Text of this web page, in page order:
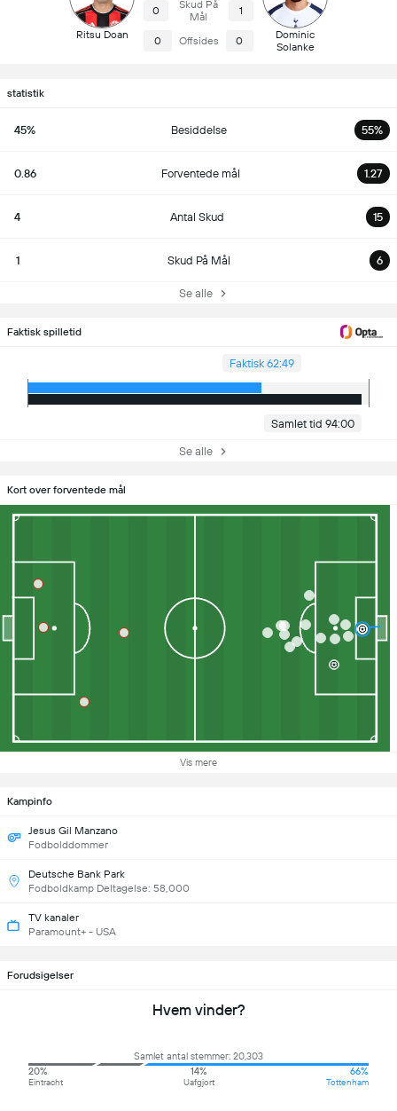
Ritsu Doan
0
Skud På
Mål
1
0 Offsides 0
Dominic
Solanke
statistik
45% Besiddelse 55%
0.86 Forventede mål 1.27
4 Antal Skud 15
1 Skud På Mål 6
Se alle
Faktisk spilletid
Faktisk 62:49
Samlet tid 94:00
Se alle
Kort over forventede mål
Vis mere
Kampinfo
Jesus Gil Manzano
Fodbolddommer
Deutsche Bank Park
Fodboldkamp Deltagelse: 58,000
TV kanaler
Paramount+ - USA
Forudsigelser
Hvem vinder?
Samlet antal stemmer: 20,303
20%
Eintracht
14%
Uafgjort
66%
Tottenham